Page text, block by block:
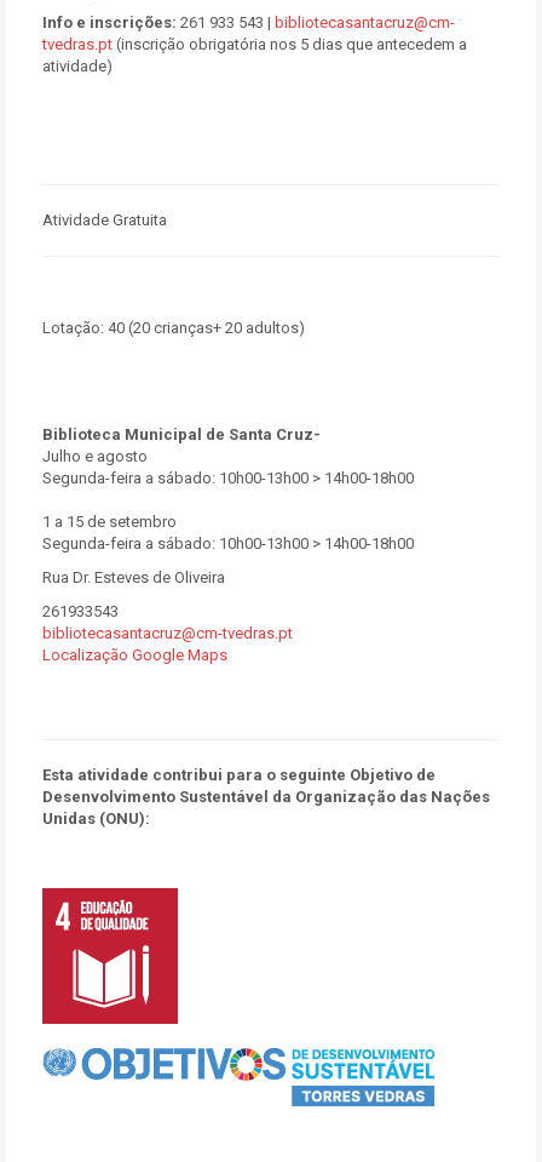
Info e inscrições: 261 933 543 | bibliotecasantacruz@cm-
tvedras.pt (inscrição obrigatória nos 5 dias que antecedem a
atividade)
Atividade Gratuita
Lotação: 40 (20 crianças+ 20 adultos)
Biblioteca Municipal de Santa Cruz-
Julho e agosto
Segunda-feira a sábado: 10h00-13h00 > 14h00-18h00
1 a 15 de setembro
Segunda-feira a sábado: 10h00-13h00 > 14h00-18h00
Rua Dr. Esteves de Oliveira
261933543
bibliotecasantacruz@cm-tvedras.pt
Localização Google Maps
Esta atividade contribui para o seguinte Objetivo de
Desenvolvimento Sustentável da Organização das Nações
Unidas (ONU):